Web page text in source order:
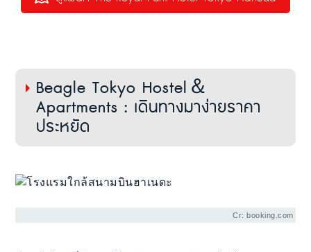
Beagle Tokyo Hostel＆
Apartments : เดินทางมาง่ายราคา
ประหยัด
Cr: booking.com